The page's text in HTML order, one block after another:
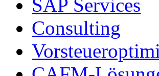
SAP Services
Consulting